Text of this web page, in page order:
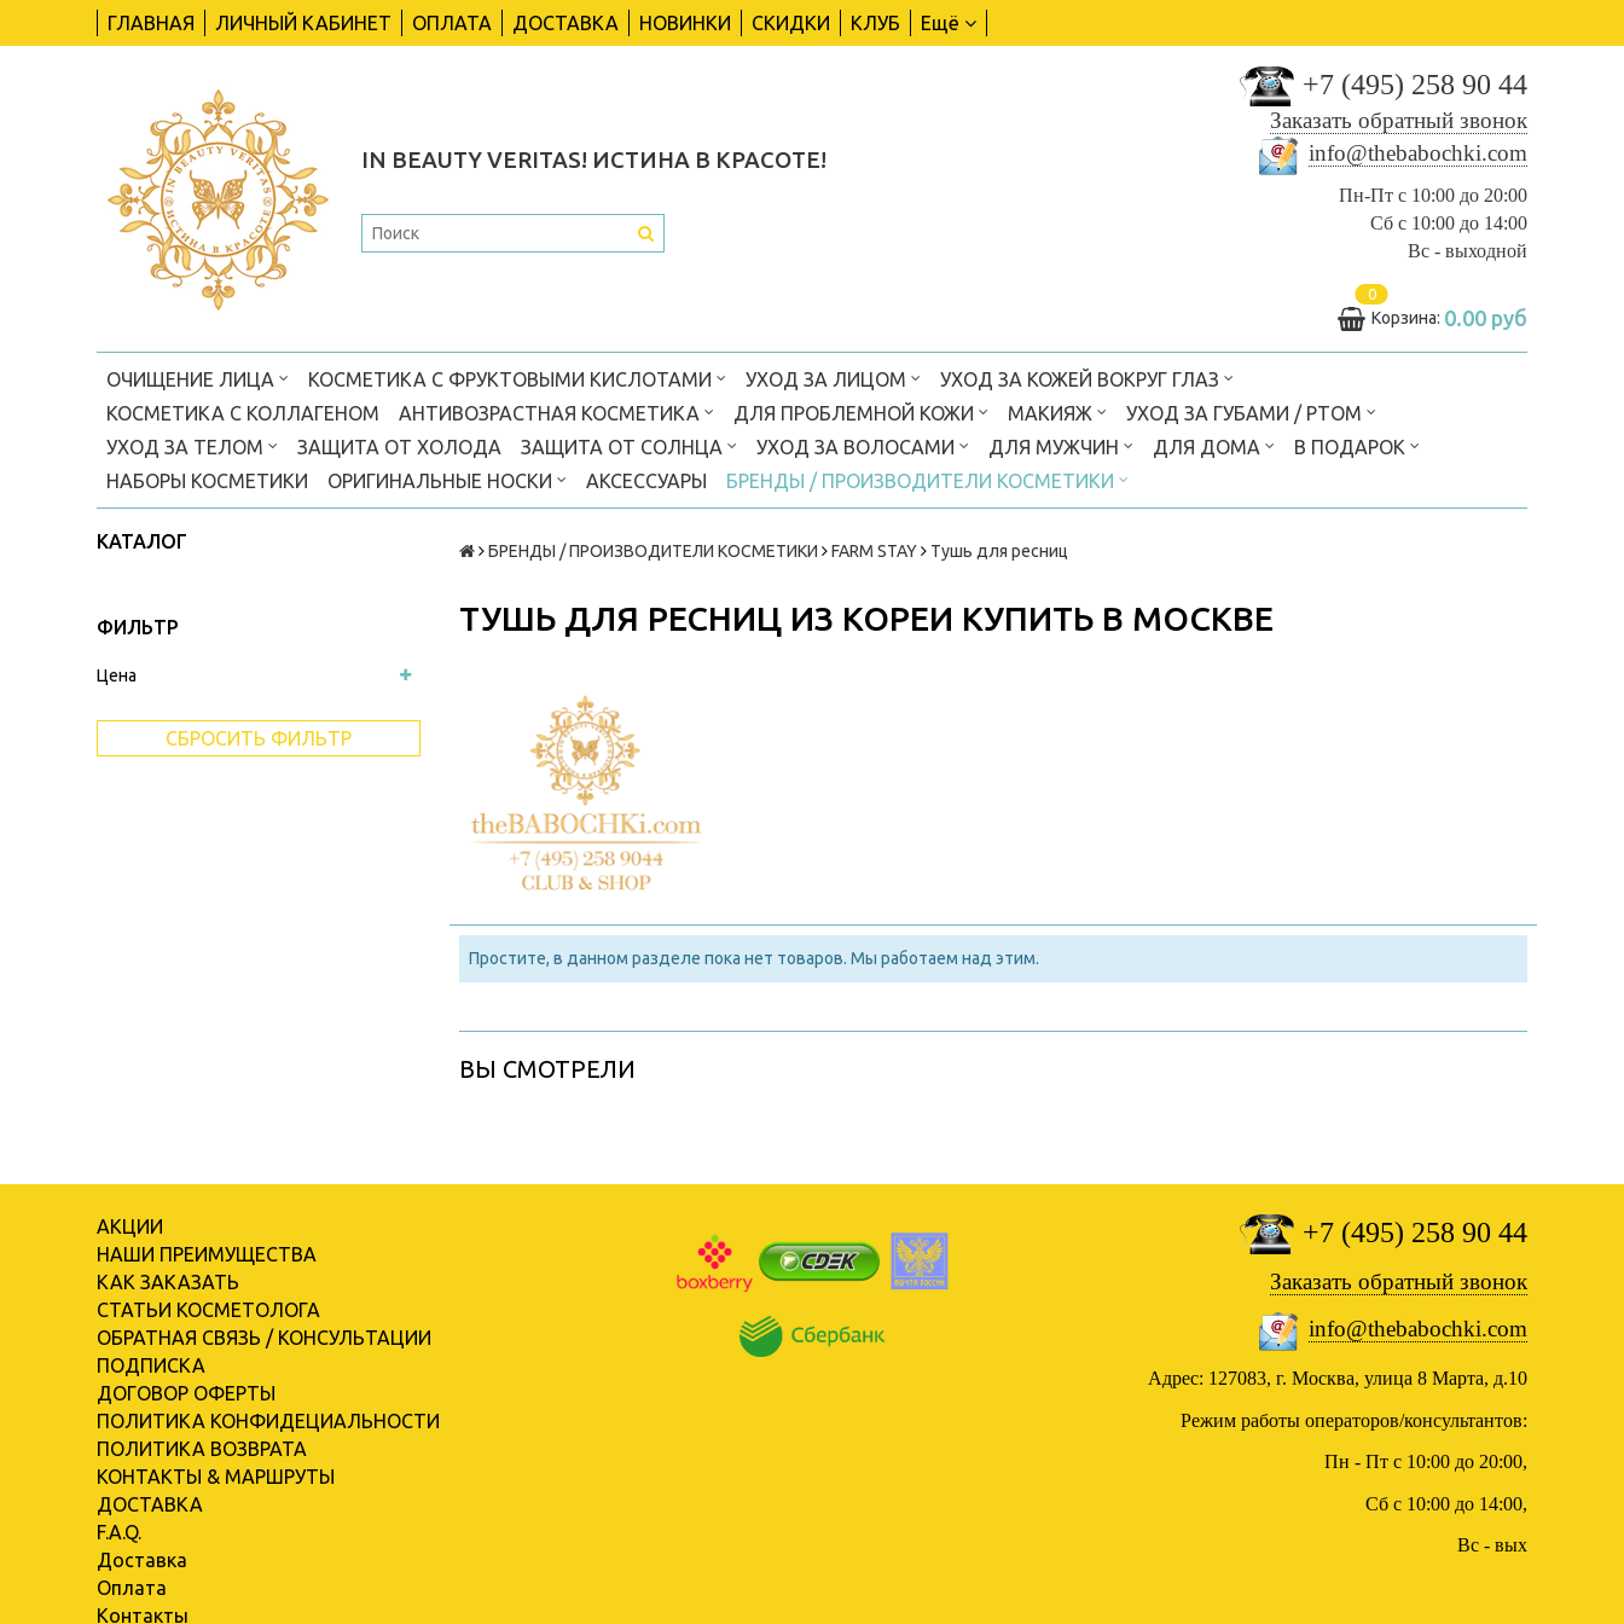
ГЛАВНАЯ ЛИЧНЫЙ КАБИНЕТ ОПЛАТА ДОСТАВКА НОВИНКИ СКИДКИ КЛУБ Ещё
IN BEAUTY VERITAS! ИСТИНА В КРАСОТЕ!
+7 (495) 258 90 44
Заказать обратный звонок
info@thebabochki.com
Пн-Пт с 10:00 до 20:00
Сб с 10:00 до 14:00
Вс - выходной
0
Корзина: 0.00 руб
ОЧИЩЕНИЕ ЛИЦА КОСМЕТИКА С ФРУКТОВЫМИ КИСЛОТАМИ УХОД ЗА ЛИЦОМ
УХОД ЗА КОЖЕЙ ВОКРУГ ГЛАЗ
КОСМЕТИКА С КОЛЛАГЕНОМ
АНТИВОЗРАСТНАЯ КОСМЕТИКА ДЛЯ ПРОБЛЕМНОЙ КОЖИ МАКИЯЖ
УХОД ЗА ГУБАМИ / РТОМ
УХОД ЗА ТЕЛОМ
ЗАЩИТА ОТ ХОЛОДА ЗАЩИТА ОТ СОЛНЦА УХОД ЗА ВОЛОСАМИ ДЛЯ МУЖЧИН ДЛЯ ДОМА
В ПОДАРОК
НАБОРЫ КОСМЕТИКИ
ОРИГИНАЛЬНЫЕ НОСКИ АКСЕССУАРЫ БРЕНДЫ / ПРОИЗВОДИТЕЛИ КОСМЕТИКИ
КАТАЛОГ
ФИЛЬТР
Цена
СБРОСИТЬ ФИЛЬТР
БРЕНДЫ / ПРОИЗВОДИТЕЛИ КОСМЕТИКИ FARM STAY Тушь для ресниц
ТУШЬ ДЛЯ РЕСНИЦ ИЗ КОРЕИ КУПИТЬ В МОСКВЕ
Простите, в данном разделе пока нет товаров. Мы работаем над этим.
ВЫ СМОТРЕЛИ
АКЦИИ
НАШИ ПРЕИМУЩЕСТВА
КАК ЗАКАЗАТЬ
СТАТЬИ КОСМЕТОЛОГА
ОБРАТНАЯ СВЯЗЬ / КОНСУЛЬТАЦИИ
ПОДПИСКА
ДОГОВОР ОФЕРТЫ
ПОЛИТИКА КОНФИДЕЦИАЛЬНОСТИ
ПОЛИТИКА ВОЗВРАТА
КОНТАКТЫ & МАРШРУТЫ
ДОСТАВКА
F.A.Q.
Доставка
Оплата
Контакты
+7 (495) 258 90 44
Заказать обратный звонок
info@thebabochki.com
Адрес: 127083, г. Москва, улица 8 Марта, д.10
Режим работы операторов/консультантов:
Пн - Пт с 10:00 до 20:00,
Сб с 10:00 до 14:00,
Вс - вых